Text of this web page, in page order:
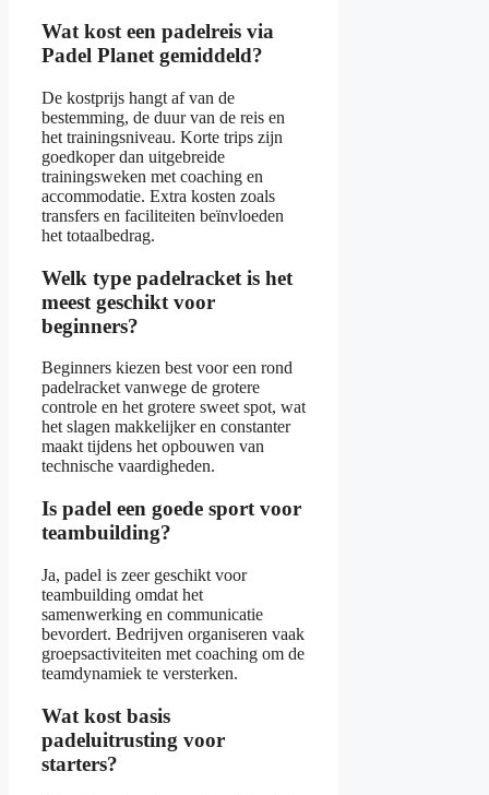
Wat kost een padelreis via
Padel Planet gemiddeld?
De kostprijs hangt af van de
bestemming, de duur van de reis en
het trainingsniveau. Korte trips zijn
goedkoper dan uitgebreide
trainingsweken met coaching en
accommodatie. Extra kosten zoals
transfers en faciliteiten beïnvloeden
het totaalbedrag.
Welk type padelracket is het
meest geschikt voor
beginners?
Beginners kiezen best voor een rond
padelracket vanwege de grotere
controle en het grotere sweet spot, wat
het slagen makkelijker en constanter
maakt tijdens het opbouwen van
technische vaardigheden.
Is padel een goede sport voor
teambuilding?
Ja, padel is zeer geschikt voor
teambuilding omdat het
samenwerking en communicatie
bevordert. Bedrijven organiseren vaak
groepsactiviteiten met coaching om de
teamdynamiek te versterken.
Wat kost basis
padeluitrusting voor
starters?